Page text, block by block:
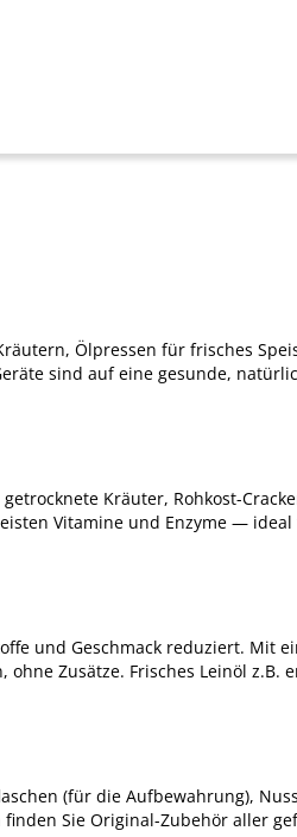
Ölpressen für frisches
sind auf eine gesunde,
Kräuter, Rohkost-
Vitamine und Enzyme — ideal
und Geschmack reduziert. Mit
Zusätze. Frisches Leinöl z.B.
(für die Aufbewahrung),
Sie Original-Zubehör aller